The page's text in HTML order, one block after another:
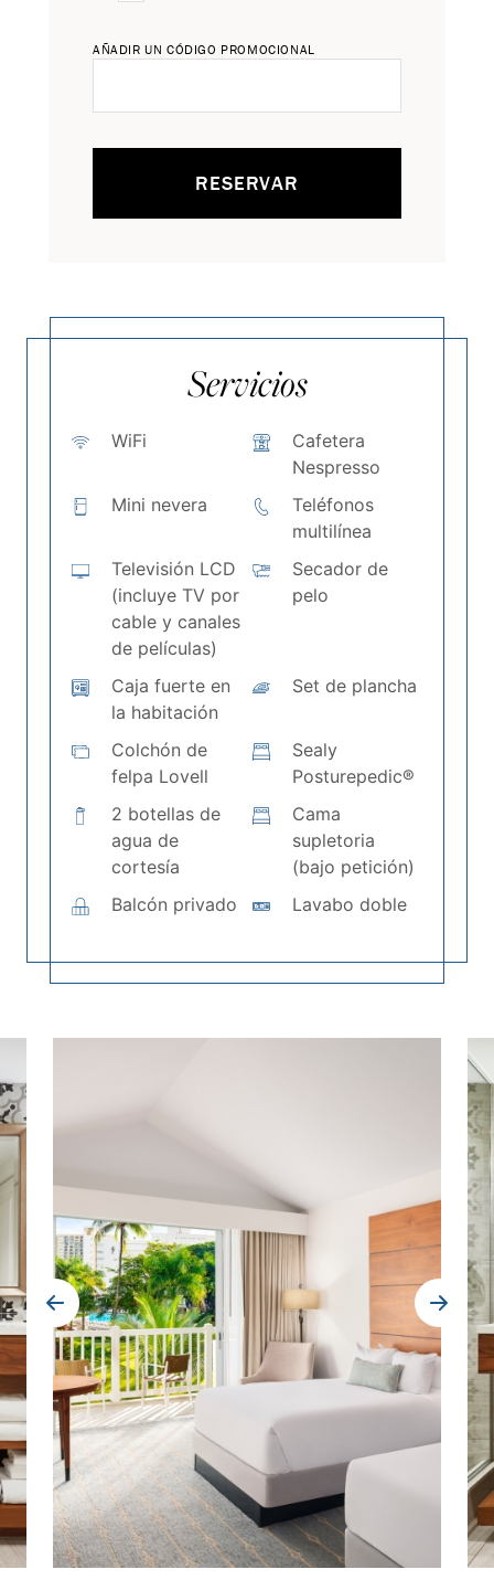
AÑADIR UN CÓDIGO PROMOCIONAL
RESERVAR
Servicios
WiFi
Cafetera
Nespresso
Mini nevera
Teléfonos
multilínea
Televisión LCD
(incluye TV por
cable y canales
de películas)
Secador de
pelo
Caja fuerte en
la habitación
Set de plancha
Colchón de
felpa Lovell
Sealy
Posturepedic®
2 botellas de
agua de
cortesía
Cama
supletoria
(bajo petición)
Balcón privado
Lavabo doble